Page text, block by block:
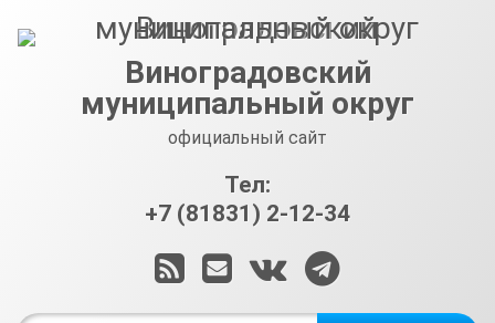
Виноградовский
муниципальный округ
официальный сайт
Тел:
+7 (81831) 2-12-34
RSSE-mailВКонтакте
Telegram